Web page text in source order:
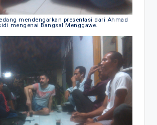
mendengarkan presentasi dari Ahmad
mengenai Bangsal Menggawe.